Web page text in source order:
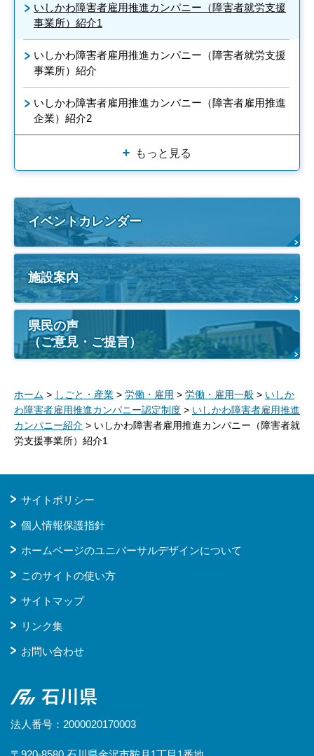
いしかわ障害者雇用推進カンパニー（障害者就労支援
事業所）紹介1
いしかわ障害者雇用推進カンパニー（障害者就労支援
事業所）紹介
いしかわ障害者雇用推進カンパニー（障害者雇用推進
企業）紹介2
もっと見る
イベントカレンダー
施設案内
県民の声
（ご意見・ご提言）
ホーム > しごと・産業 > 労働・雇用 > 労働・雇用一般 > いしか
わ障害者雇用推進カンパニー認定制度 > いしかわ障害者雇用推進
カンパニー紹介 > いしかわ障害者雇用推進カンパニー（障害者就
労支援事業所）紹介1
サイトポリシー
個人情報保護指針
ホームページのユニバーサルデザインについて
このサイトの使い方
サイトマップ
リンク集
お問い合わせ
石川県
法人番号：2000020170003